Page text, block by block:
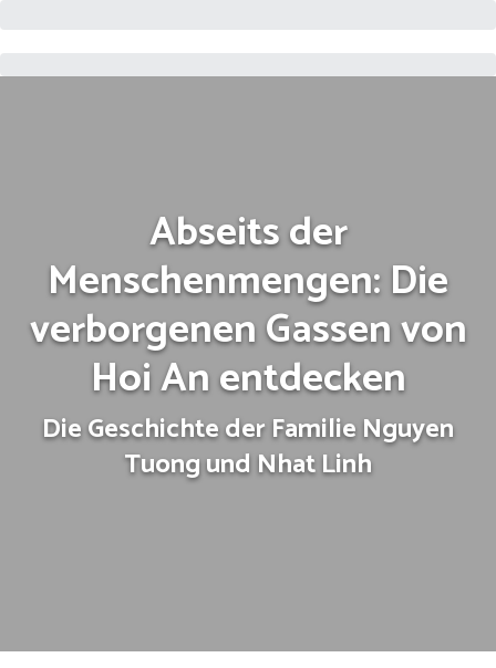
Abseits der
Menschenmengen: Die
verborgenen Gassen von
Hoi An entdecken
Die Geschichte der Familie Nguyen
Tuong und Nhat Linh